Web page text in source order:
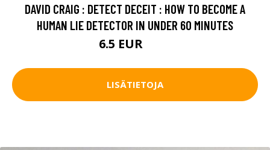
DAVID CRAIG : DETECT DECEIT : HOW TO BECOME A
HUMAN LIE DETECTOR IN UNDER 60 MINUTES
6.5 EUR
LISÄTIETOJA